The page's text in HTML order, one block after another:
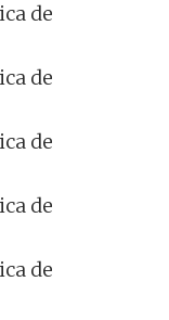
de
de
de
de
de